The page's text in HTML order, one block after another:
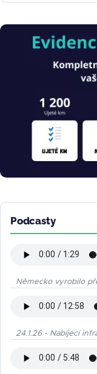
Obrázek
Podcasty
Německo vyrobilo
24.1.26 - Nabíjecí